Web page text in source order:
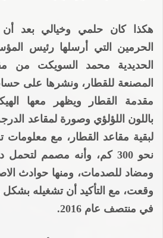
هكذا كان حلمي وخيالي بعد
الحرمين التي أرسلها رئيس
الحديدية محمد السويكت من
المصنعة للقطار، ونشرها على
مقدمة القطار ويظهر معها
باللون اللؤلؤي وصورة لمقاعد
لبقية مقاعد القطار، مع معلومات
نحو 300 كم، وأنه مصمم
ومضاد للصدمات، ومنها حوادث
وقعت، مع التأكيد أن تشغيله
في منتصف عام 2016.